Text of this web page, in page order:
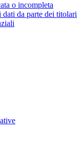
o incompleta
dati da parte dei titolari